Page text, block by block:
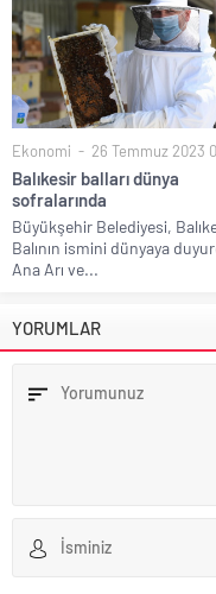
Ekonomi 26 Temmuz 2023
Balıkesir balları dünya
sofralarında
Büyükşehir Belediyesi,
Balının ismini dünyaya
Ana Arı ve...
YORUMLAR